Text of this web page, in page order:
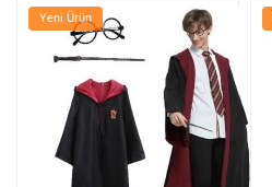
Yeni Ürün